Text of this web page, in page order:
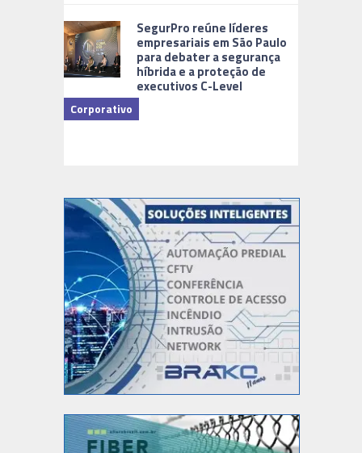
SegurPro reúne líderes
empresariais em São Paulo
para debater a segurança
híbrida e a proteção de
executivos C-Level
Corporativo